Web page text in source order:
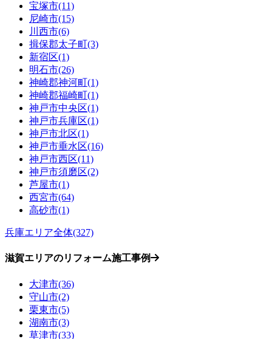
宝塚市(11)
尼崎市(15)
川西市(6)
揖保郡太子町(3)
新宿区(1)
明石市(26)
神崎郡神河町(1)
神崎郡福崎町(1)
神戸市中央区(1)
神戸市兵庫区(1)
神戸市北区(1)
神戸市垂水区(16)
神戸市西区(11)
神戸市須磨区(2)
芦屋市(1)
西宮市(64)
高砂市(1)
兵庫エリア全体(327)
滋賀エリアのリフォーム施工事例
大津市(36)
守山市(2)
栗東市(5)
湖南市(3)
草津市(33)